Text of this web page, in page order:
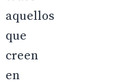
aquellos
que
creen
en